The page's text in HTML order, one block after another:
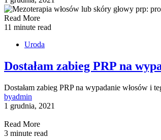
Read More
11 minute read
Uroda
Dostałam zabieg PRP na
Dostałam zabieg PRP na wypadanie włosów i
byadmin
1 grudnia, 2021
Read More
3 minute read